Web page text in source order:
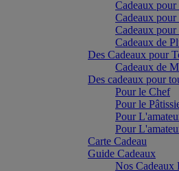
Cadeaux
Cadeaux
Cadeaux
Cadeaux de
Des Cadeaux pour
Cadeaux de
Des cadeaux pour
Pour le Chef
Pour le
Pour
Pour
Carte Cadeau
Guide Cadeaux
Nos Cadeaux